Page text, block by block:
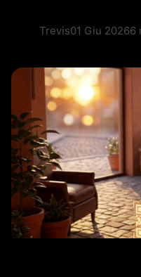
Trevis01 Giu 20266